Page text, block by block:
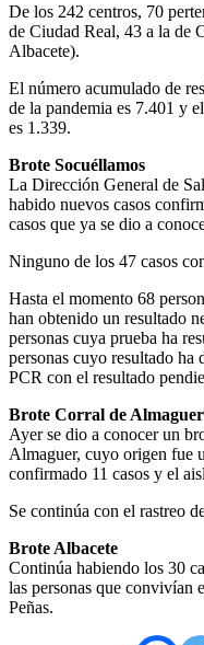
De los 242 centros, 70
de Ciudad Real, 43 a la de
Albacete).
El número acumulado de
de la pandemia es 7.401 y
es 1.339.
Brote Socuéllamos
La Dirección General de
habido nuevos casos
casos que ya se dio a
Ninguno de los 47 casos
Hasta el momento 68
han obtenido un resultado
personas cuya prueba ha
personas cuyo resultado
PCR con el resultado
Brote Corral de Almaguer
Ayer se dio a conocer un
Almaguer, cuyo origen fue
confirmado 11 casos y el
Se continúa con el rastreo
Brote Albacete
Continúa habiendo los 30
las personas que convivían
Peñas.